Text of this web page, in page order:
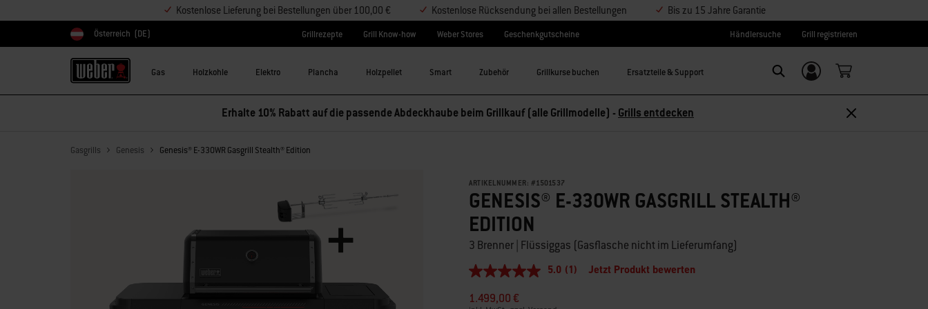
Kostenlose Lieferung bei Bestellungen über 100,00 € Kostenlose Rücksendung bei allen Bestellungen Bis zu 15 Jahre Garantie
Land auswählen
Österreich (DE) Grillrezepte Grill Know-how Weber Stores Geschenkgutscheine Händlersuche Grill registrieren
Gas Holzkohle Elektro Plancha Holzpellet Smart Zubehör Grillkurse buchen Ersatzteile & Support
Einloggen/
Weber-ID
Erhalte 10% Rabatt auf die passende Abdeckhaube beim Grillkauf (alle Grillmodelle) - Grills entdecken
Gasgrills Genesis Genesis® E-330WR Gasgrill Stealth® Edition
ARTIKELNUMMER: #1501537
GENESIS® E-330WR GASGRILL STEALTH®
EDITION
3 Brenner | Flüssiggas (Gasflasche nicht im Lieferumfang)
5.0
5
5.0 (1) Jetzt Produkt bewerten
1.499,00 €